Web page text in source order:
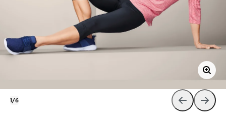
1/6